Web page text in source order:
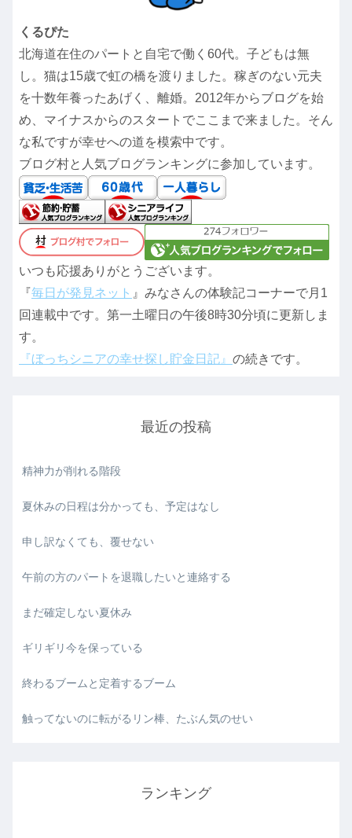
くるぴた
北海道在住のパートと自宅で働く60代。子どもは無
し。猫は15歳で虹の橋を渡りました。稼ぎのない元夫
を十数年養ったあげく、離婚。2012年からブログを始
め、マイナスからのスタートでここまで来ました。そん
な私ですが幸せへの道を模索中です。
ブログ村と人気ブログランキングに参加しています。
いつも応援ありがとうございます。
『毎日が発見ネット 』みなさんの体験記コーナーで月1
回連載中です。第一土曜日の午後8時30分頃に更新しま
す。
『ぼっちシニアの幸せ探し貯金日記』 の続きです。
最近の投稿
精神力が削れる階段
夏休みの日程は分かっても、予定はなし
申し訳なくても、覆せない
午前の方のパートを退職したいと連絡する
まだ確定しない夏休み
ギリギリ今を保っている
終わるブームと定着するブーム
触ってないのに転がるリン棒、たぶん気のせい
ランキング